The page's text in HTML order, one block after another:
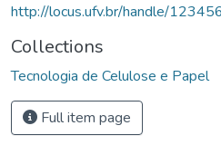
http://locus.ufv.br/handle/
Collections
Tecnologia de Celulose e Papel
Full item page